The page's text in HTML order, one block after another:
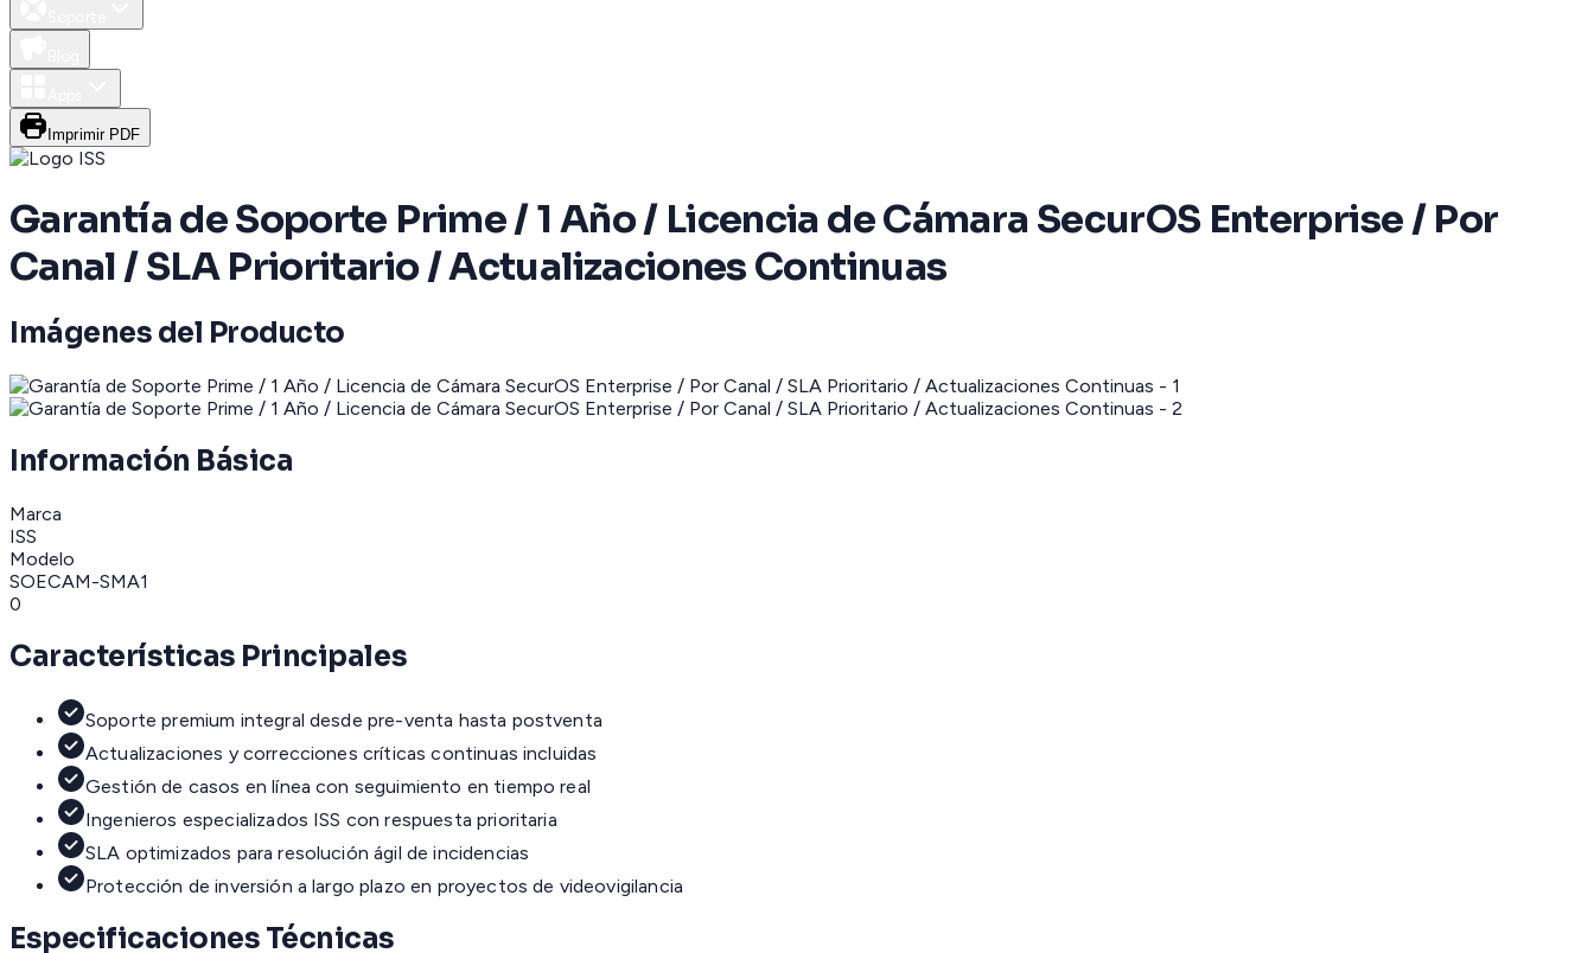
Imprimir PDF
Garantía de Soporte Prime / 1 Año / Licencia de Cámara SecurOS Enterprise / Por
Canal / SLA Prioritario / Actualizaciones Continuas
Imágenes del Producto
Información Básica
Marca
ISS
Modelo
SOECAM-SMA1
0
Características Principales
Soporte premium integral desde pre-venta hasta postventa
Actualizaciones y correcciones críticas continuas incluidas
Gestión de casos en línea con seguimiento en tiempo real
Ingenieros especializados ISS con respuesta prioritaria
SLA optimizados para resolución ágil de incidencias
Protección de inversión a largo plazo en proyectos de videovigilancia
Especificaciones Técnicas